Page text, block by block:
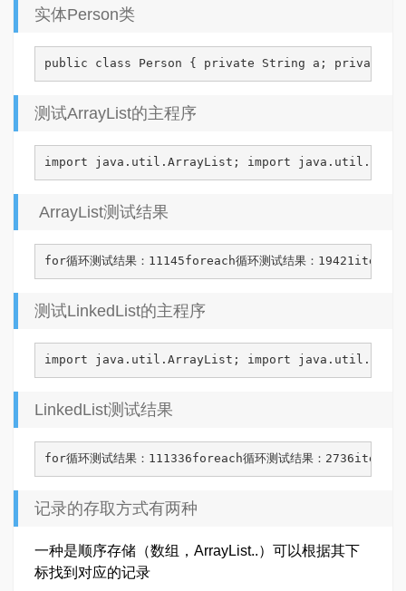
实体Person类
public class Person { private String a;
测试ArrayList的主程序
import java.util.ArrayList; import
ArrayList测试结果
for循环测试结果：11145foreach循环测试结果：
测试LinkedList的主程序
import java.util.ArrayList; import
LinkedList测试结果
for循环测试结果：111336foreach循环测试结果：
记录的存取方式有两种
一种是顺序存储（数组，ArrayList..）可以根据其下
标找到对应的记录